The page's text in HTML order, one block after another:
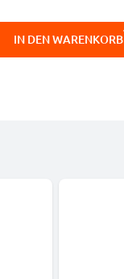
IN DEN WARENKORB